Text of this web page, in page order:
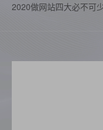
2020做网站四大必不可